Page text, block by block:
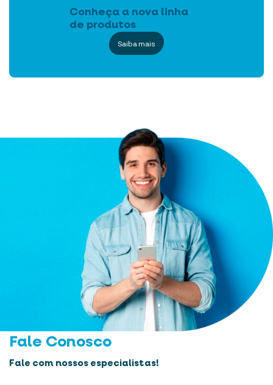
Conheça a nova linha
de produtos
Saiba mais
Fale Conosco
Fale com nossos especialistas!